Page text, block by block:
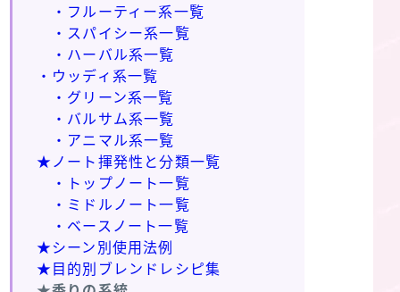
・フルーティー系一覧
・スパイシー系一覧
・ハーバル系一覧
・ウッディ系一覧
・グリーン系一覧
・バルサム系一覧
・アニマル系一覧
★ノート揮発性と分類一覧
・トップノート一覧
・ミドルノート一覧
・ベースノート一覧
★シーン別使用法例
★目的別ブレンドレシピ集